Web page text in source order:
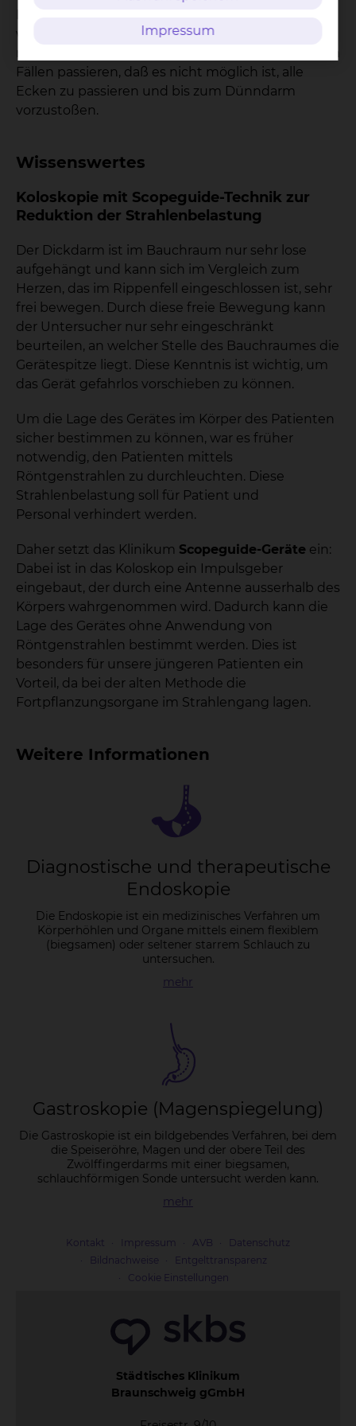
weniger lauten Ton. Da der Dickdarm sich
Fällen passieren, daß es nicht möglich ist, alle
Ecken zu passieren und bis zum Dünndarm
vorzustoßen.
Wissenswertes
Koloskopie mit Scopeguide-Technik zur
Reduktion der Strahlenbelastung
Der Dickdarm ist im Bauchraum nur sehr lose
aufgehängt und kann sich im Vergleich zum
Herzen, das im Rippenfell eingeschlossen ist, sehr
frei bewegen. Durch diese freie Bewegung kann
der Untersucher nur sehr eingeschränkt
beurteilen, an welcher Stelle des Bauchraumes die
Gerätespitze liegt. Diese Kenntnis ist wichtig, um
das Gerät gefahrlos vorschieben zu können.
Um die Lage des Gerätes im Körper des Patienten
sicher bestimmen zu können, war es früher
notwendig, den Patienten mittels
Röntgenstrahlen zu durchleuchten. Diese
Strahlenbelastung soll für Patient und
Personal verhindert werden.
Daher setzt das Klinikum Scopeguide-Geräte ein:
Dabei ist in das Koloskop ein Impulsgeber
eingebaut, der durch eine Antenne ausserhalb des
Körpers wahrgenommen wird. Dadurch kann die
Lage des Gerätes ohne Anwendung von
Röntgenstrahlen bestimmt werden. Dies ist
besonders für unsere jüngeren Patienten ein
Vorteil, da bei der alten Methode die
Fortpflanzungsorgane im Strahlengang lagen.
Weitere Informationen
Dia­gnos­ti­sche und the­ra­peu­ti­sche
En­do­sko­pie
Die Endoskopie ist ein medizinisches Verfahren um
Körperhöhlen und Organe mittels einem flexiblem
(biegsamen) oder seltener starrem Schlauch zu
untersuchen.
mehr
Gastro­sko­pie (Ma­gen­spie­ge­lung)
Die Gastroskopie ist ein bildgebendes Verfahren, bei dem
die Speiseröhre, Magen und der obere Teil des
Zwölffingerdarms mit einer biegsamen,
schlauchförmigen Sonde untersucht werden kann.
mehr
Kontakt Impressum AVB
Datenschutz
Bildnachweise
Entgelttransparenz
Cookie Einstellungen
Städtisches Klinikum
Braunschweig gGmbH
Impressum